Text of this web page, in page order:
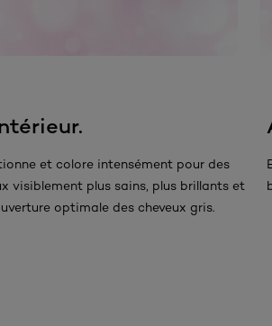
et colore intensément pour des
visiblement plus sains, plus brillants et
optimale des cheveux gris.
CARD
CARD